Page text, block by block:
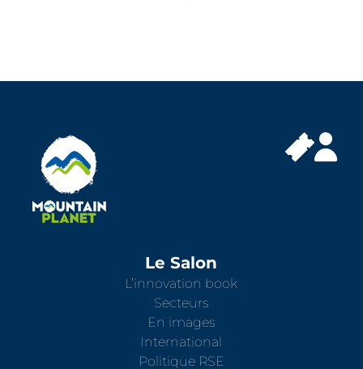
Le Salon
L’innovation book
Secteurs
En images
International
Politique RSE